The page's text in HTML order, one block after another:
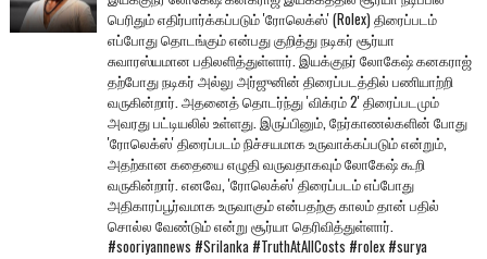
பெரிதும் எதிர்பார்க்கப்படும் 'ரோலெக்ஸ்' (Rolex) திரைப்படம்
எப்போது தொடங்கும் என்பது குறித்து நடிகர் சூர்யா
சுவாரஸ்யமான பதிலளித்துள்ளார். இயக்குநர் லோகேஷ் கனகராஜ்
தற்போது நடிகர் அல்லு அர்ஜுனின் திரைப்படத்தில் பணியாற்றி
வருகின்றார். அதனைத் தொடர்ந்து 'விக்ரம் 2' திரைப்படமும்
அவரது பட்டியலில் உள்ளது. இருப்பினும், நேர்காணல்களின் போது
'ரோலெக்ஸ்' திரைப்படம் நிச்சயமாக உருவாக்கப்படும் என்றும்,
அதற்கான கதையை எழுதி வருவதாகவும் லோகேஷ் கூறி
வருகின்றார். எனவே, 'ரோலெக்ஸ்' திரைப்படம் எப்போது
அதிகாரப்பூர்வமாக உருவாகும் என்பதற்கு காலம் தான் பதில்
சொல்ல வேண்டும் என்று சூர்யா தெரிவித்துள்ளார்.
#sooriyannews #Srilanka #TruthAtAllCosts #rolex #surya